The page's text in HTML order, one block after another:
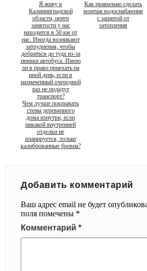
Я живу в
Калининградской
области, центр
занятости у нас
находится в 50 км от
нас. Иногда возникают
затруднения, чтобы
добраться до туда из-за
неявки автобуса. Имею
ли я право приехать на
иной день, если в
назначенный очередной
раз не подадут
транспорт?
Как правильно сделать
монтаж водоснабжения
с защитой от
затопления
Чем лучше покрывать
стены деревянного
дома изнутри, если
никакой внутренней
отделки не
планируется, только
калиброванные бревна?
Добавить комментарий
Ваш адрес email не будет
поля помечены *
Комментарий *